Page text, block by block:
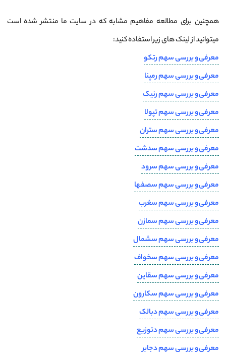
همچنین برای مطالعه مفاهیم مشابه که در سایت ما منتشر شده است
میتوانید از لینک های زیر استفاده کنید:
معرفی و بررسی سهم رتکو
معرفی و بررسی سهم رمپنا
معرفی و بررسی سهم رنیک
معرفی و بررسی سهم تپولا
معرفی و بررسی سهم ستران
معرفی و بررسی سهم سدشت
معرفی و بررسی سهم سرود
معرفی و بررسی سهم سصفها
معرفی و بررسی سهم سغرب
معرفی و بررسی سهم سمازن
معرفی و بررسی سهم سشمال
معرفی و بررسی سهم سخواف
معرفی و بررسی سهم سقاین
معرفی و بررسی سهم سکارون
معرفی و بررسی سهم دبالک
معرفی و بررسی سهم دتوزیع
معرفی و بررسی سهم دجابر